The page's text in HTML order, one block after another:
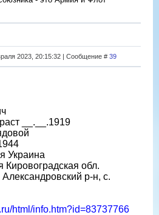
2023, 20:15:32 | Сообщение # 39
__.__.1919
Украина
Кировоградская обл.
р-н, с.
html/info.htm?id=83737766